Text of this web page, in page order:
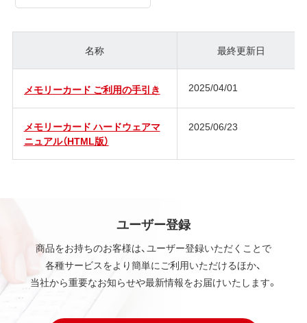
名称 最終更新日
メモリーカード ご利用の手引き 2025/04/01
メモリーカード ハードウェアマ
ニュアル（HTML版）
2025/06/23
ユーザー登録
商品をお持ちのお客様は、ユーザー登録いただくことで
各種サービスをより簡単にご利用いただけるほか、
当社から重要なお知らせや最新情報をお届けいたします。